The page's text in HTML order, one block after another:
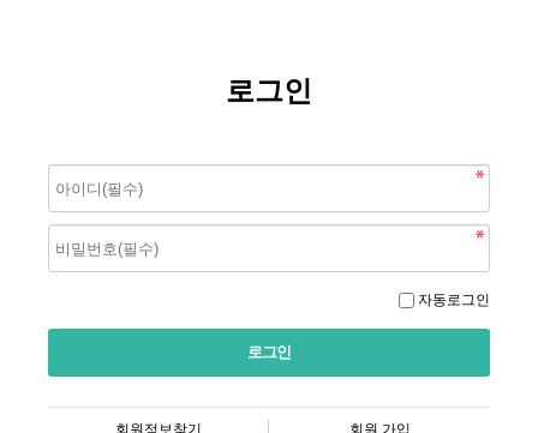
로그인
자동로그인
회원정보찾기 회원 가입